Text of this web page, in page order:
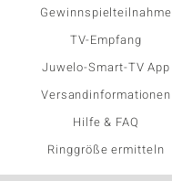
Gewinnspielteilnahme
TV-Empfang
Juwelo-Smart-TV App
Versandinformationen
Hilfe & FAQ
Ringgröße ermitteln